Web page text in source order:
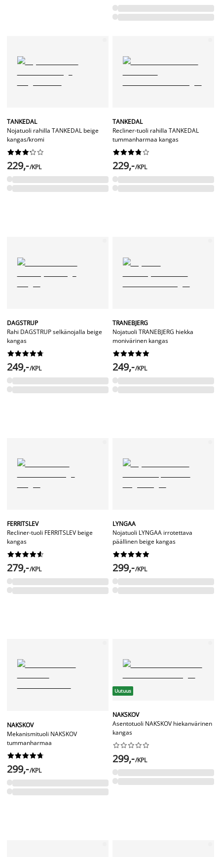
TANKEDAL
Nojatuoli rahilla TANKEDAL beige
kangas/kromi






229,-/KPL
TANKEDAL
Recliner-tuoli rahilla TANKEDAL
tummanharmaa kangas






229,-/KPL
DAGSTRUP
Rahi DAGSTRUP selkänojalla beige
kangas






249,-/KPL
TRANEBJERG
Nojatuoli TRANEBJERG hiekka
monivärinen kangas






249,-/KPL
FERRITSLEV
Recliner-tuoli FERRITSLEV beige
kangas






279,-/KPL
LYNGAA
Nojatuoli LYNGAA irrotettava
päällinen beige kangas






299,-/KPL
NAKSKOV
Mekanismituoli NAKSKOV
tummanharmaa






299,-/KPL
Uutuus
NAKSKOV
Asentotuoli NAKSKOV hiekanvärinen
kangas






299,-/KPL